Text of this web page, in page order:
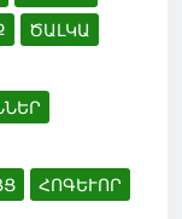
ԾԱԼԿԱ
ՀՈԳԵՒՈՐ